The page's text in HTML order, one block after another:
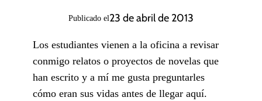
Publicado el23 de abril de 2013
Los estudiantes vienen a la oficina a revisar
conmigo relatos o proyectos de novelas que
han escrito y a mí me gusta preguntarles
cómo eran sus vidas antes de llegar aquí.